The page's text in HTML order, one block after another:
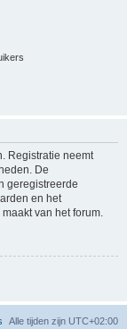
Registratie neemt
De
geregistreerde
en het
van het forum.
Alle tijden zijn UTC+02:00